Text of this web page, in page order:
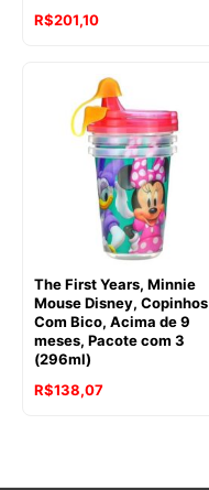
R$201,10
The First Years, Minnie
Mouse Disney, Copinhos
Com Bico, Acima de 9
meses, Pacote com 3
(296ml)
R$138,07